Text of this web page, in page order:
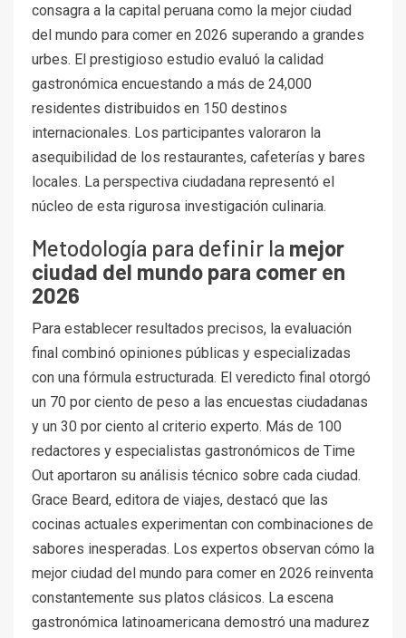
consagra a la capital peruana como la mejor ciudad
del mundo para comer en 2026 superando a grandes
urbes. El prestigioso estudio evaluó la calidad
gastronómica encuestando a más de 24,000
residentes distribuidos en 150 destinos
internacionales. Los participantes valoraron la
asequibilidad de los restaurantes, cafeterías y bares
locales. La perspectiva ciudadana representó el
núcleo de esta rigurosa investigación culinaria.
Metodología para definir la mejor
ciudad del mundo para comer en
2026
Para establecer resultados precisos, la evaluación
final combinó opiniones públicas y especializadas
con una fórmula estructurada. El veredicto final otorgó
un 70 por ciento de peso a las encuestas ciudadanas
y un 30 por ciento al criterio experto. Más de 100
redactores y especialistas gastronómicos de Time
Out aportaron su análisis técnico sobre cada ciudad.
Grace Beard, editora de viajes, destacó que las
cocinas actuales experimentan con combinaciones de
sabores inesperadas. Los expertos observan cómo la
mejor ciudad del mundo para comer en 2026 reinventa
constantemente sus platos clásicos. La escena
gastronómica latinoamericana demostró una madurez